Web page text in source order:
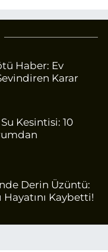
Haber: Ev
Karar
Kesintisi: 10
Derin Üzüntü:
Hayatını Kaybetti!